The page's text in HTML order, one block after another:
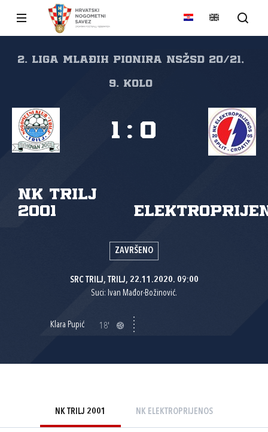
2. liga mlađih pionira NSŽSD 20/21,
9. kolo
NK Trilj
2001
1 : 0
ZAVRŠENO
SRC TRILJ, TRILJ, 22.11.2020. 09:00
Suci: Ivan Mađor-Božinović.
Klara Pupić 18'
NK TRILJ 2001 NK ELEKTROPRIJENOS